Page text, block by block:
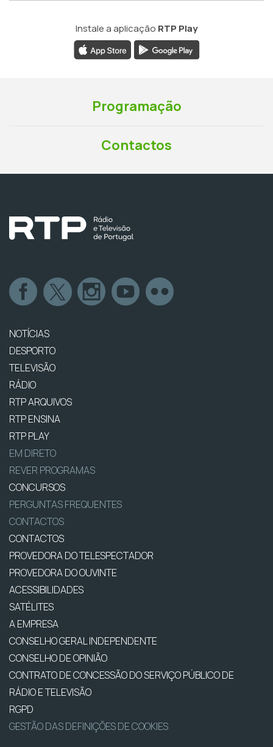
Instale a aplicação RTP Play
Programação
Contactos
NOTÍCIAS
DESPORTO
TELEVISÃO
RÁDIO
RTP ARQUIVOS
RTP ENSINA
RTP PLAY
EM DIRETO
REVER PROGRAMAS
CONCURSOS
PERGUNTAS FREQUENTES
CONTACTOS
CONTACTOS
PROVEDORA DO TELESPECTADOR
PROVEDORA DO OUVINTE
ACESSIBILIDADES
SATÉLITES
A EMPRESA
CONSELHO GERAL INDEPENDENTE
CONSELHO DE OPINIÃO
CONTRATO DE CONCESSÃO DO SERVIÇO PÚBLICO DE
RÁDIO E TELEVISÃO
RGPD
GESTÃO DAS DEFINIÇÕES DE COOKIES